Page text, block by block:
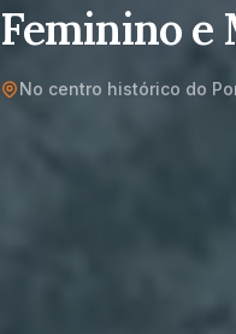
Feminino e
No centro histórico do